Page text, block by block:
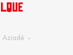
Aziadé